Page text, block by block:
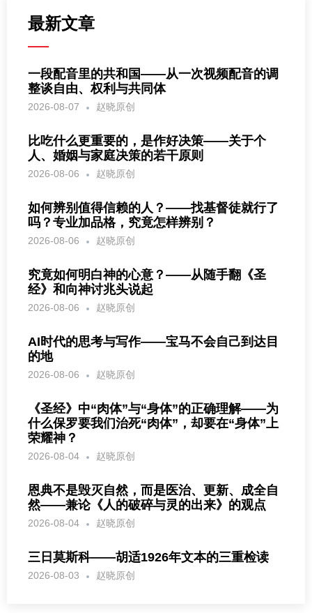
最新文章
一段配音里的共和国——从一次视频配音的调
整谈自由、权利与共同体
2026-08-07 赵晓原创
比吃什么更重要的，是作好决策——关于个
人、婚姻与家庭决策的若干原则
2026-08-06 赵晓原创
如何辨别值得信赖的人？——找基督徒就行了
吗？专业加品格，究竟怎样辨别？
2026-08-06 赵晓原创
究竟如何明白神的心意？——从随手翻《圣
经》和向神讨兆头说起
2026-08-06 赵晓原创
AI时代的思考与写作——宝马不会自己到达目
的地
2026-08-06 赵晓原创
《圣经》中“肉体”与“身体”的正确理解——为
什么保罗要我们治死“肉体”，却要在“身体”上
荣耀神？
2026-08-04 赵晓原创
恩典不是毁灭自然，而是医治、更新、成全自
然——兼论《人的破碎与灵的出来》的观点
2026-08-04 赵晓原创
三日莫斯科——胡适1926年文本的三重检读
2026-08-03 赵晓原创